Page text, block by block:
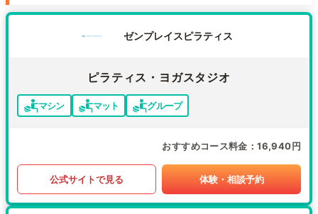
ゼンプレイスピラティス
ピラティス・ヨガスタジオ
マシン マット グループ
おすすめコース料金 16,940円
公式サイトで見る 体験・相談予約